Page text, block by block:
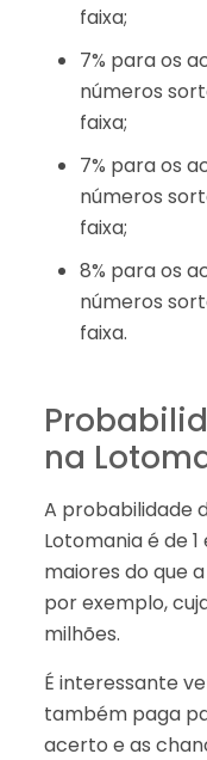
faixa;
7% para os
números
faixa;
7% para os
números
faixa;
8% para os
números
faixa.
na
A probabilidade
Lotomania é de 1
maiores do que
por exemplo,
milhões.
É interessante
também paga
acerto e as